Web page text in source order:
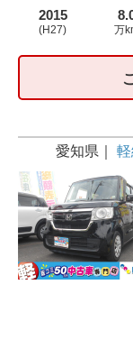
2015
(H27) 万
愛知県